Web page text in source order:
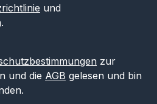
und
.
zur
und die AGB gelesen und bin